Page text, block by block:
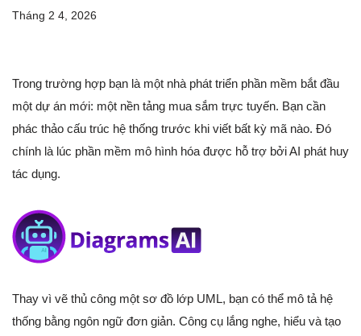
Tháng 2 4, 2026
Trong trường hợp bạn là một nhà phát triển phần mềm bắt đầu
một dự án mới: một nền tảng mua sắm trực tuyến. Bạn cần
phác thảo cấu trúc hệ thống trước khi viết bất kỳ mã nào. Đó
chính là lúc phần mềm mô hình hóa được hỗ trợ bởi AI phát huy
tác dụng.
Thay vì vẽ thủ công một sơ đồ lớp UML, bạn có thể mô tả hệ
thống bằng ngôn ngữ đơn giản. Công cụ lắng nghe, hiểu và tạo